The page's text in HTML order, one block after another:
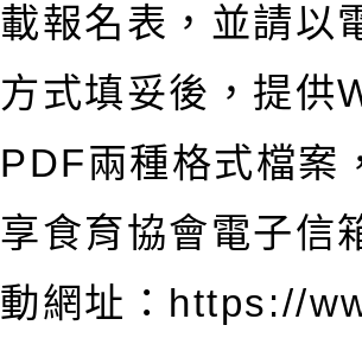
載報名表，並請以
方式填妥後，提供
PDF兩種格式檔案
享食育協會電子信
動網址：https://